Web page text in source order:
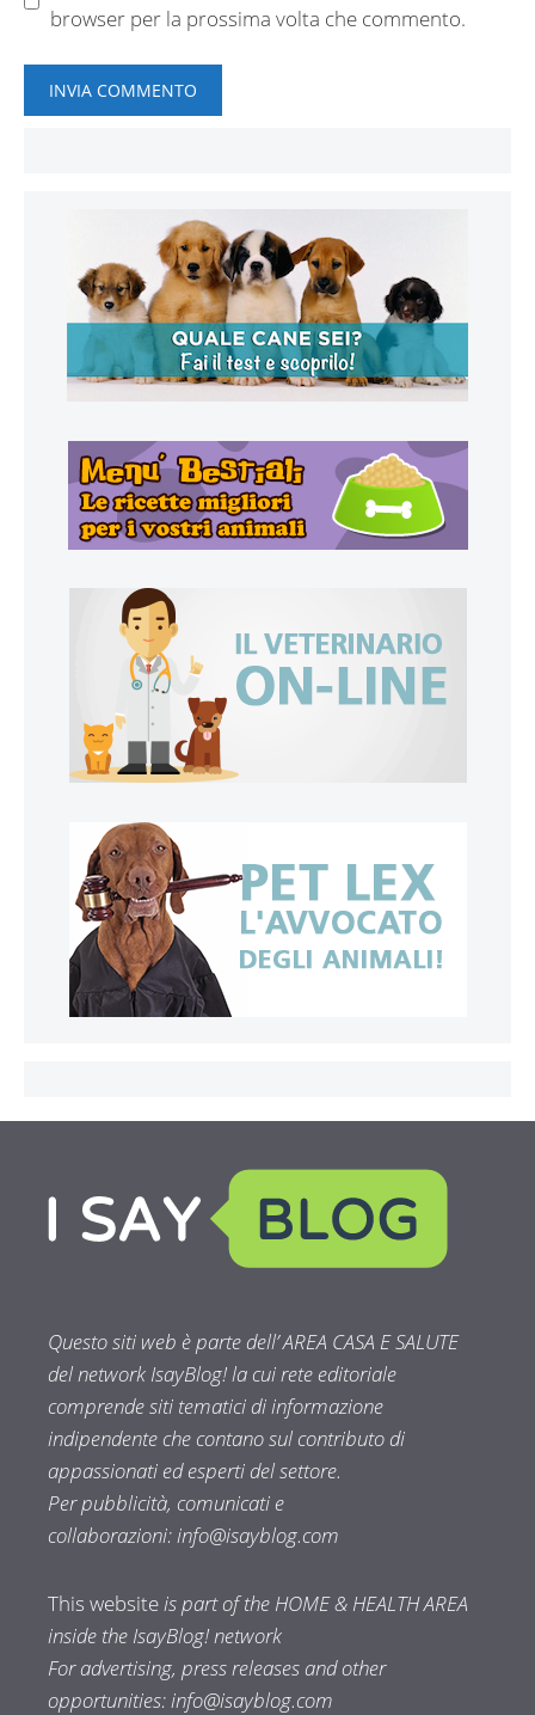
browser per la prossima volta che commento.
Questo siti web è parte dell’ AREA CASA E SALUTE
del network IsayBlog! la cui rete editoriale
comprende siti tematici di informazione
indipendente che contano sul contributo di
appassionati ed esperti del settore.
Per pubblicità, comunicati e
collaborazioni:info@isayblog.com
This websiteis part of the HOME & HEALTH AREA
inside the IsayBlog! network
For advertising, press releases and other
opportunities:info@isayblog.com